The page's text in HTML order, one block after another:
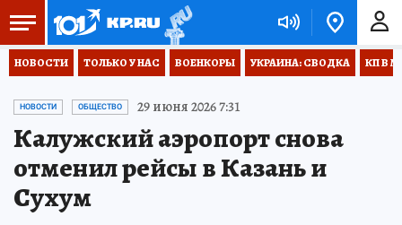
НОВОСТИ ТОЛЬКО У НАС ВОЕНКОРЫ УКРАИНА: СВОДКА КП В
НОВОСТИ ОБЩЕСТВО 29 июня 2026 7:31
Калужский аэропорт снова
отменил рейсы в Казань и
Сухум